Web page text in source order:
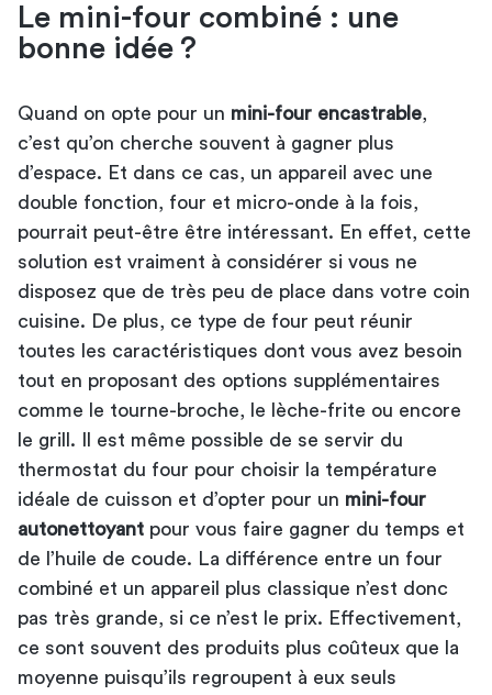
Le mini-four combiné : une
bonne idée ?
Quand on opte pour un mini-four encastrable
c’est qu’on cherche souvent à gagner plus
d’espace. Et dans ce cas, un appareil avec une
double fonction, four et micro-onde à la fois,
pourrait peut-être être intéressant. En effet, cette
solution est vraiment à considérer si vous ne
disposez que de très peu de place dans votre coin
cuisine. De plus, ce type de four peut réunir
toutes les caractéristiques dont vous avez besoin
tout en proposant des options supplémentaires
comme le tourne-broche, le lèche-frite ou encore
le grill. Il est même possible de se servir du
thermostat du four pour choisir la température
idéale de cuisson et d’opter pour un mini-four
autonettoyant pour vous faire gagner du temps et
de l’huile de coude. La différence entre un four
combiné et un appareil plus classique n’est donc
pas très grande, si ce n’est le prix. Effectivement,
ce sont souvent des produits plus coûteux que la
moyenne puisqu’ils regroupent à eux seuls